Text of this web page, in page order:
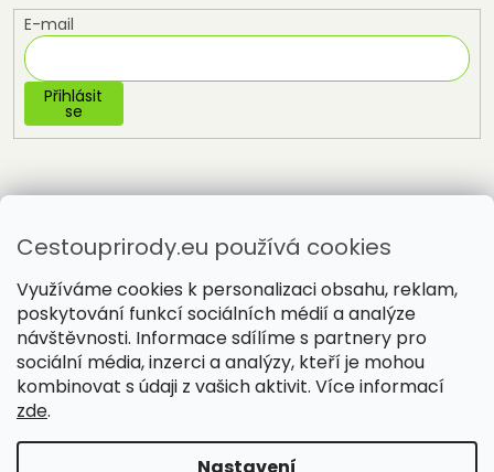
Cestouprirody.eu používá cookies
Využíváme cookies k personalizaci obsahu, reklam,
poskytování funkcí sociálních médií a analýze
návštěvnosti. Informace sdílíme s partnery pro
sociální média, inzerci a analýzy, kteří je mohou
kombinovat s údaji z vašich aktivit. Více informací
zde.
E-mail
Přihlásit
se
Vytvořil Shoptet
Copyright 2026